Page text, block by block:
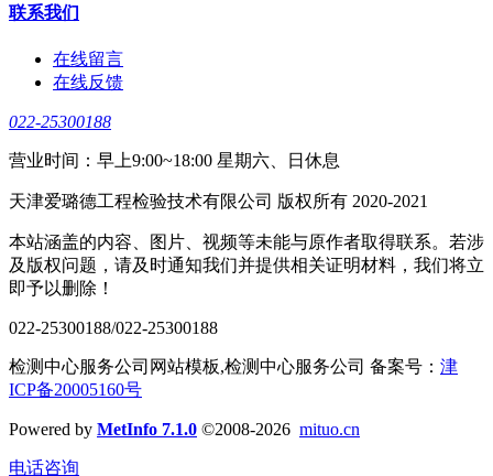
联系我们
在线留言
在线反馈
022-25300188
营业时间：早上9:00~18:00 星期六、日休息
天津爱璐德工程检验技术有限公司 版权所有 2020-2021
本站涵盖的内容、图片、视频等未能与原作者取得联系。若涉
及版权问题，请及时通知我们并提供相关证明材料，我们将立
即予以删除！
022-25300188/022-25300188
检测中心服务公司网站模板,检测中心服务公司 备案号： 津
ICP备20005160号
Powered by MetInfo 7.1.0 ©2008-2026 mituo.cn
电话咨询